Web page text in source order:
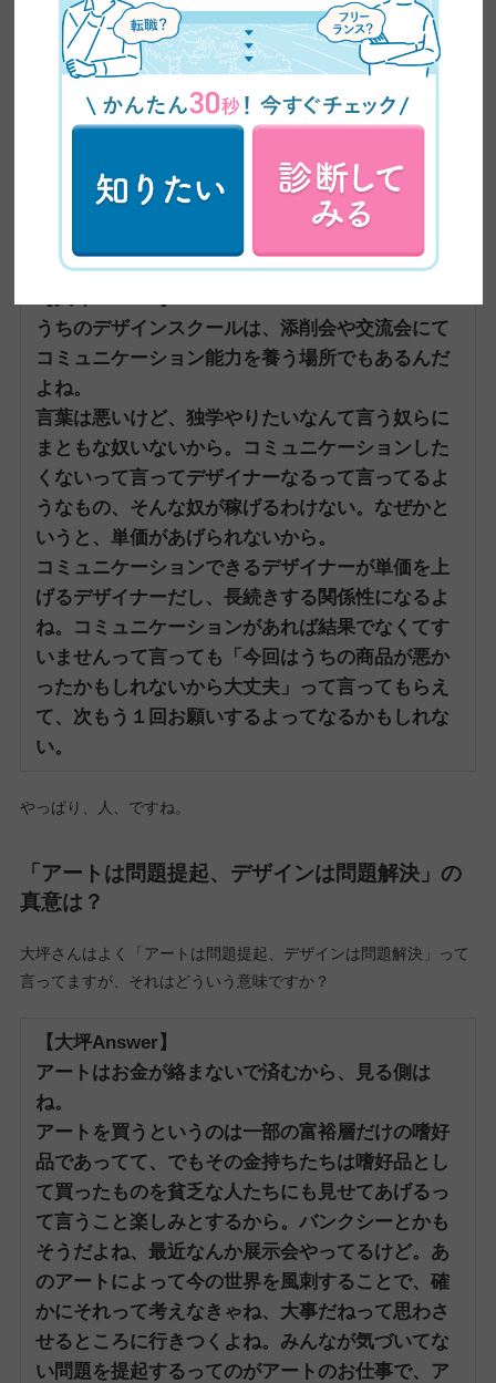
営業マンなら成績が悪かったらレベルアップを！と思うのに、な
ぜかLPは作って終わりと思っちゃいますね・・・。
指名されるデザイナーになるには？
弊社のデザインスクール卒業生、独立初月に60万円だの100万円
だの稼いだとチラホラ聞こえてくるんですが、指名されるデザイ
うちのデザインスクールは、添削会や交流会にて
コミュニケーション能力を養う場所でもあるんだ
よね。
言葉は悪いけど、独学やりたいなんて言う奴らに
まともな奴いないから。
コミュニケーションした
くないって言ってデザイナーなるって言ってるよ
うなもの、そんな奴が稼げるわけない。 なぜかと
いうと、単価があげられないから。
コミュニケーションできるデザイナーが単価を上
げるデザイナーだし、長続きする関係性になるよ
ね。
コミュニケーションがあれば結果でなくてす
いませんって言っても「今回はうちの商品が悪か
ったかもしれないから大丈夫」って言ってもらえ
て、次もう１回お願いするよってなるかもしれな
い。
やっぱり、人、ですね。
「アートは問題提起、デザインは問題解決」の
真意は？
大坪さんはよく「アートは問題提起、デザインは問題解決」って
言ってますが、それはどういう意味ですか？
【大坪Answer】
アートはお金が絡まないで済むから、見る側は
ね。
アートを買うというのは一部の富裕層だけの嗜好
品であってて、でもその金持ちたちは嗜好品とし
て買ったものを貧乏な人たちにも見せてあげるっ
て言うこと楽しみとするから。 バンクシーとかも
そうだよね、最近なんか展示会やってるけど。あ
のアートによって今の世界を風刺することで、確
かにそれって考えなきゃね、大事だねって思わさ
せるところに行きつくよね。 みんなが気づいてな
い問題を提起するってのがアートのお仕事で、ア